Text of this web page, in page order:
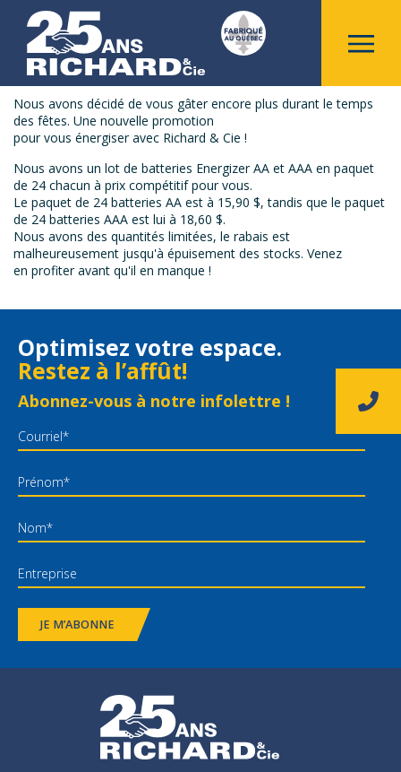
Revenir aux nouvelles
Nouvelle promotion du temps des
fêtes !
Nous avons décidé de vous gâter encore plus durant le temps
des fêtes. Une nouvelle promotion
pour vous énergiser avec Richard & Cie !
Nous avons un lot de batteries Energizer AA et AAA en paquet
de 24 chacun à prix compétitif pour vous.
Le paquet de 24 batteries AA est à 15,90 $, tandis que le paquet
de 24 batteries AAA est lui à 18,60 $.
Nous avons des quantités limitées, le rabais est
malheureusement jusqu'à épuisement des stocks. Venez
en profiter avant qu'il en manque !
Optimisez votre espace.
Restez à l’affût!
Abonnez-vous à notre infolettre !
JE M’ABONNE